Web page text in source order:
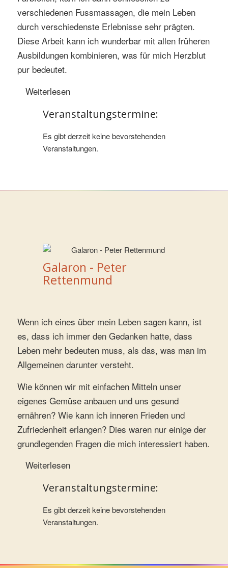
verschiedenen Fussmassagen, die mein Leben
durch verschiedenste Erlebnisse sehr prägten.
Diese Arbeit kann ich wunderbar mit allen früheren
Ausbildungen kombinieren, was für mich Herzblut
pur bedeutet.
Weiterlesen
Veranstaltungstermine:
Es gibt derzeit keine bevorstehenden
Veranstaltungen.
Galaron - Peter
Rettenmund
Wenn ich eines über mein Leben sagen kann, ist
es, dass ich immer den Gedanken hatte, dass
Leben mehr bedeuten muss, als das, was man im
Allgemeinen darunter versteht.
Wie können wir mit einfachen Mitteln unser
eigenes Gemüse anbauen und uns gesund
ernähren? Wie kann ich inneren Frieden und
Zufriedenheit erlangen? Dies waren nur einige der
grundlegenden Fragen die mich interessiert haben.
Weiterlesen
Veranstaltungstermine:
Es gibt derzeit keine bevorstehenden
Veranstaltungen.